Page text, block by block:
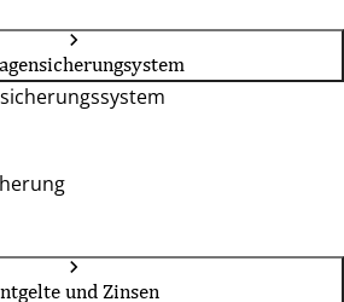
und Zinsen